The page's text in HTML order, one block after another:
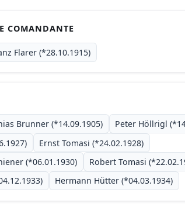
COMANDANTE
Flarer (*28.10.1915)
Brunner (*14.09.1905)
Peter Höllrigl
Ernst Tomasi (*24.02.1928)
(*06.01.1930)
Robert Tomasi
Hermann Hütter (*04.03.1934)